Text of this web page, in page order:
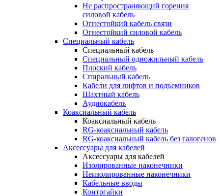
Не распространяющий горения
силовой кабель
Огнестойкий кабель связи
Огнестойкий силовой кабель
Специальный кабель
Специальный кабель
Специальный одножильный кабель
Плоский кабель
Спиральный кабель
Кабели для лифтов и подъемников
Шахтный кабель
Аудиокабель
Коаксиальный кабель
Коаксиальный кабель
RG-коаксиальный кабель
RG-коаксиальный кабель без галогенов
Аксессуары для кабелей
Аксессуары для кабелей
Изолированные наконечники
Неизолированные наконечники
Кабельные вводы
Контргайки